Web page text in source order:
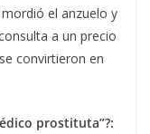
el anzuelo y
a un precio
convirtieron en
prostituta”?: